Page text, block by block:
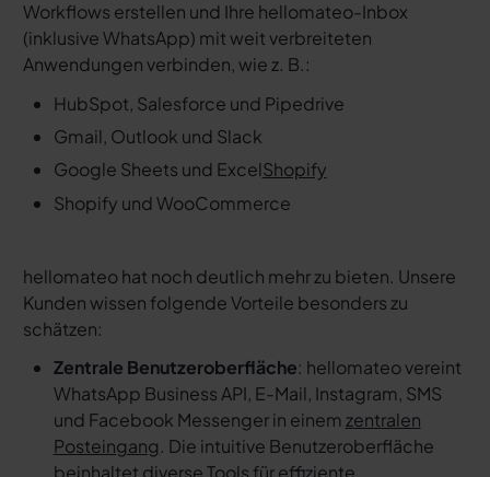
Workflows erstellen und Ihre hellomateo-Inbox
(inklusive WhatsApp) mit weit verbreiteten
Anwendungen verbinden, wie z. B.:
HubSpot, Salesforce und Pipedrive
Gmail, Outlook und Slack
Google Sheets und ExcelShopify
Shopify und WooCommerce
hellomateo hat noch deutlich mehr zu bieten. Unsere
Kunden wissen folgende Vorteile besonders zu
schätzen:
Zentrale Benutzeroberfläche: hellomateo vereint
WhatsApp Business API, E-Mail, Instagram, SMS
und Facebook Messenger in einem zentralen
Posteingang. Die intuitive Benutzeroberfläche
beinhaltet diverse Tools für effiziente